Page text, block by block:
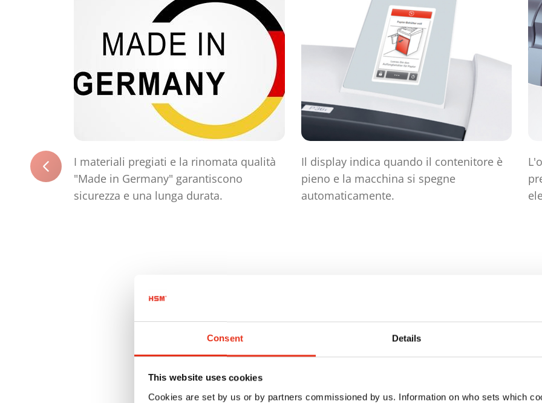
Consent Details
This website uses cookies
Cookies are set by us or by partners commissioned by us. Information on who sets which
I materiali pregiati e la rinomata qualità
"Made in Germany" garantiscono
sicurezza e una lunga durata.
Il display indica quando il contenitore è
pieno e la macchina si spegne
automaticamente.